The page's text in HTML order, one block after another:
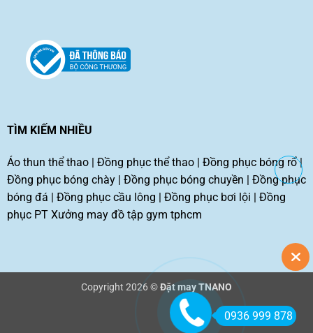
TÌM KIẾM NHIỀU
Áo thun thể thao| Đồng phục thể thao| Đồng phục bóng rổ|
Đồng phục bóng chày| Đồng phục bóng chuyền | Đồng phục
bóng đá | Đồng phục cầu lông | Đồng phục bơi lội | Đồng
phục PT Xưởng may đồ tập gym tphcm
Copyright 2026 ©Đặt may TNANO
0936 999 878